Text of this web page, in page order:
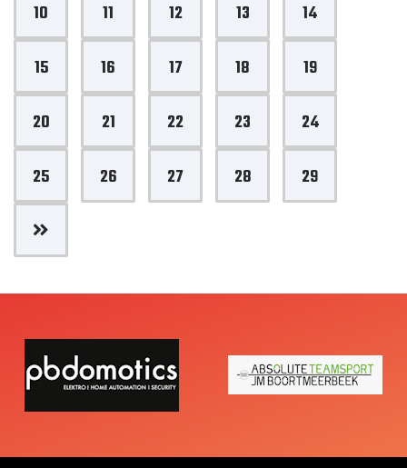
10 11 12 13 14
15 16 17 18 19
20 21 22 23 24
25 26 27 28 29